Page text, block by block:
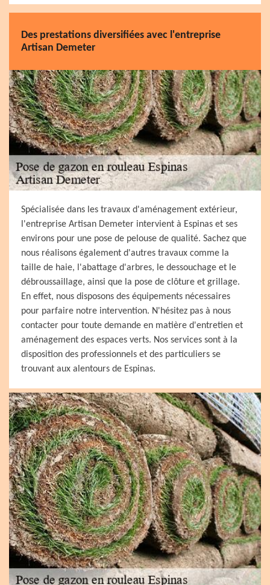
Des prestations diversifiées avec l'entreprise
Artisan Demeter
Spécialisée dans les travaux d'aménagement extérieur,
l'entreprise Artisan Demeter intervient à Espinas et ses
environs pour une pose de pelouse de qualité. Sachez que
nous réalisons également d'autres travaux comme la
taille de haie, l'abattage d'arbres, le dessouchage et le
débroussaillage, ainsi que la pose de clôture et grillage.
En effet, nous disposons des équipements nécessaires
pour parfaire notre intervention. N'hésitez pas à nous
contacter pour toute demande en matière d'entretien et
aménagement des espaces verts. Nos services sont à la
disposition des professionnels et des particuliers se
trouvant aux alentours de Espinas.